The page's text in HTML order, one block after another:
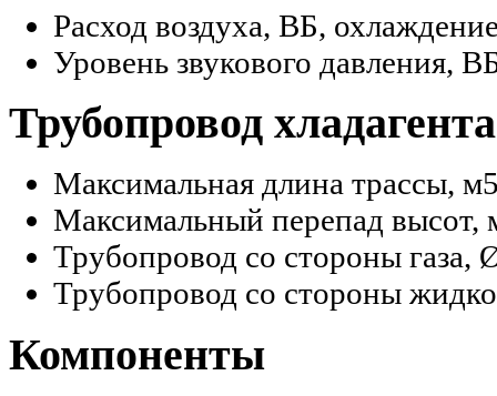
Расход воздуха, ВБ,
Уровень звукового давления,
Трубопровод хладагента
Максимальная длина трассы, м
Максимальный перепад высот,
Трубопровод со стороны газа,
Трубопровод со стороны
Компоненты